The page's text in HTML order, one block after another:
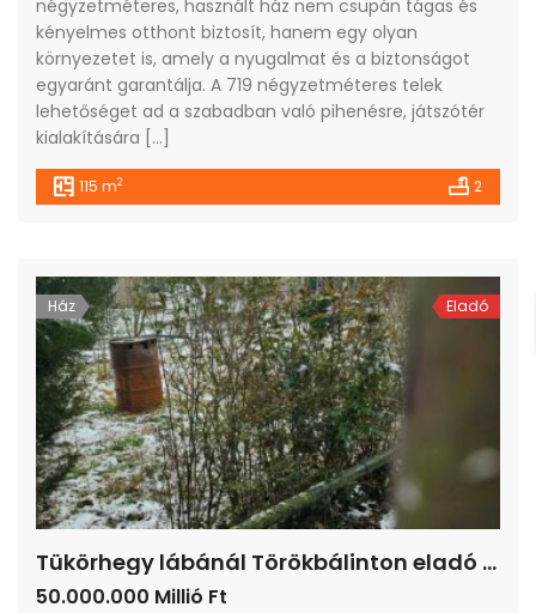
négyzetméteres, használt ház nem csupán tágas és
kényelmes otthont biztosít, hanem egy olyan
környezetet is, amely a nyugalmat és a biztonságot
egyaránt garantálja. A 719 négyzetméteres telek
lehetőséget ad a szabadban való pihenésre, játszótér
kialakítására […]
115 m2 2
Ház Eladó
Tükörhegy lábánál Törökbálinton eladó bontandó családi ház
50.000.000 Millió Ft